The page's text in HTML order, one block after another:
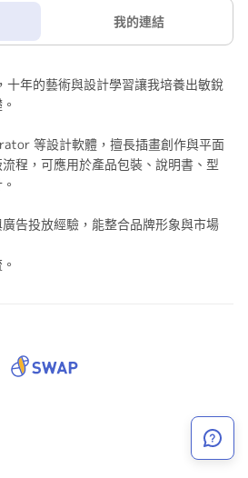
我的連結
十年的藝術與設計學習讓我培養出敏銳
等設計軟體，擅長插畫創作與平面
程，可應用於產品包裝、說明書、型
告投放經驗，能整合品牌形象與市場